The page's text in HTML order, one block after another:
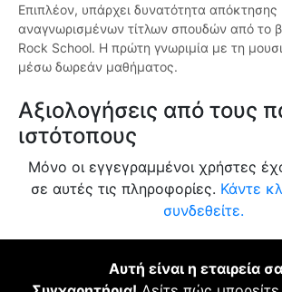
Επιπλέον, υπάρχει δυνατότητα απόκτησης
αναγνωρισμένων τίτλων σπουδών από το
Rock School. Η πρώτη γνωριμία με τη
μέσω δωρεάν μαθήματος.
Αξιολογήσεις από τους
ιστότοπους
Μόνο οι εγγεγραμμένοι χρήστες
σε αυτές τις πληροφορίες. Κάντε
συνδεθείτε.
Αυτή είναι η εταιρεία